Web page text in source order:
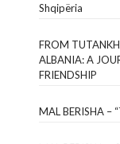
Shqipëria
FROM
ALBANIA: A
FRIENDSHIP
MAL BERISHA –